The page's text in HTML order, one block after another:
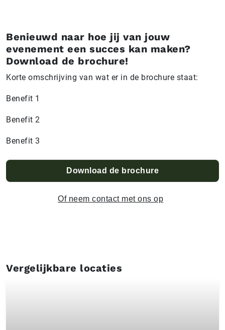
Benieuwd naar hoe jij van jouw
evenement een succes kan maken?
Download de brochure!
Korte omschrijving van wat er in de brochure staat:
Benefit 1
Benefit 2
Benefit 3
Download de brochure
Of neem contact met ons op
Vergelijkbare locaties